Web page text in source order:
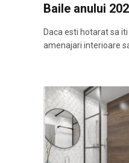
Baile anului
Daca esti hotarat sa
amenajari interioare